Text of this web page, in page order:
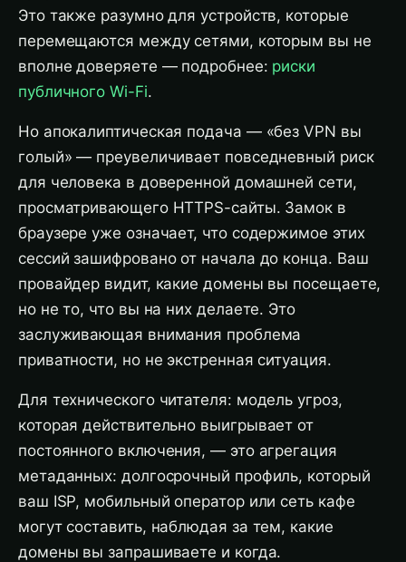
Это также разумно для устройств, которые
перемещаются между сетями, которым вы не
вполне доверяете — подробнее: риски
публичного Wi-Fi.
Но апокалиптическая подача — «без VPN вы
голый» — преувеличивает повседневный риск
для человека в доверенной домашней сети,
просматривающего HTTPS-сайты. Замок в
браузере уже означает, что содержимое этих
сессий зашифровано от начала до конца. Ваш
провайдер видит, какие домены вы посещаете,
но не то, что вы на них делаете. Это
заслуживающая внимания проблема
приватности, но не экстренная ситуация.
Для технического читателя: модель угроз,
которая действительно выигрывает от
постоянного включения, — это агрегация
метаданных: долгосрочный профиль, который
ваш ISP, мобильный оператор или сеть кафе
могут составить, наблюдая за тем, какие
домены вы запрашиваете и когда.